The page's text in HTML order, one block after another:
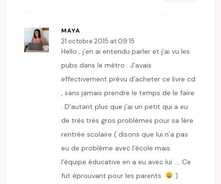
MAYA
21 octobre 2015 at 09:15
Hello , j’en ai entendu parler et j’ai vu les
pubs dans le métro . J’avais
effectivement prévu d’acheter ce livre cd
, sans jamais prendre le temps de le faire
. D’autant plus que j’ai un petit qui a eu
de très très gros problèmes pour sa 1ère
rentrée scolaire ( disons que lui n’a pas
eu de problème avec l’école mais
l’équipe éducative en a eu avec lui …. Ce
fut éprouvant pour les parents
)